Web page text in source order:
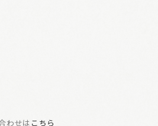
わせは こちら